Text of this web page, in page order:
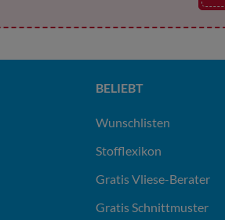
BELIEBT
Wunschlisten
Stofflexikon
Gratis Vliese-Berater
Gratis Schnittmuster